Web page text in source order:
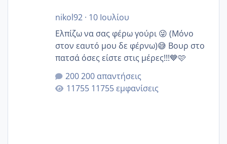
nikol92· 10 Ιουλίου
Ελπίζω να σας φέρω γούρι 😜 (Μόνο
στον εαυτό μου δε φέρνω)😅 Βουρ στο
πατσά όσες είστε στις μέρες!!!💙🩷
200 απαντήσεις
11755 εμφανίσεις